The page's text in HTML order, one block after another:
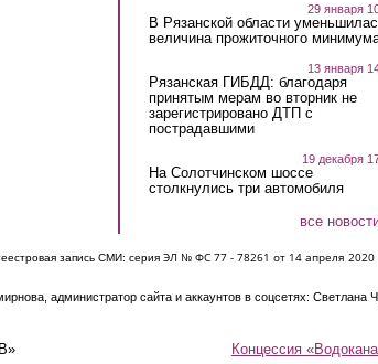
29 января
В Рязанской области
величина прожиточного
13 января
Рязанская ГИБДД: благодаря
принятым мерам во вторник не
зарегистрировано ДТП с
пострадавшими
19 декабря
На Солотчинском шоссе
столкнулись три автомобиля
все
запись СМИ: серия ЭЛ № ФС 77 - 78261 от 14 апреля 2020
администратор сайта и аккаунтов в соцсетях: Светлана
Концессия